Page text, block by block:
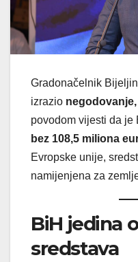
Gradonačelnik
izrazio
povodom vijesti da je
bez 108,5 miliona
Evropske unije,
namijenjena za
BiH jedina
sredstava